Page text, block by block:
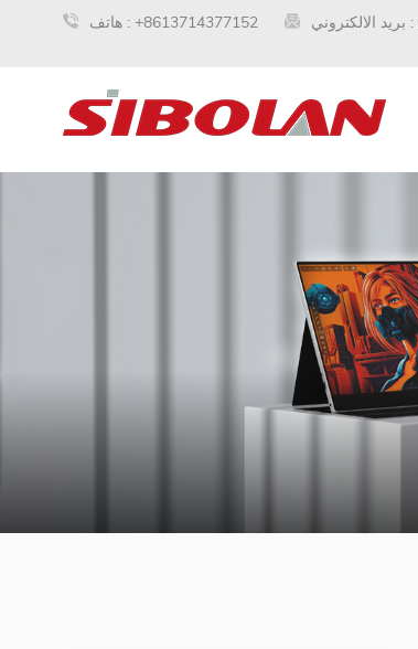
هاتف : +8613714377152 بريد الالكتروني :